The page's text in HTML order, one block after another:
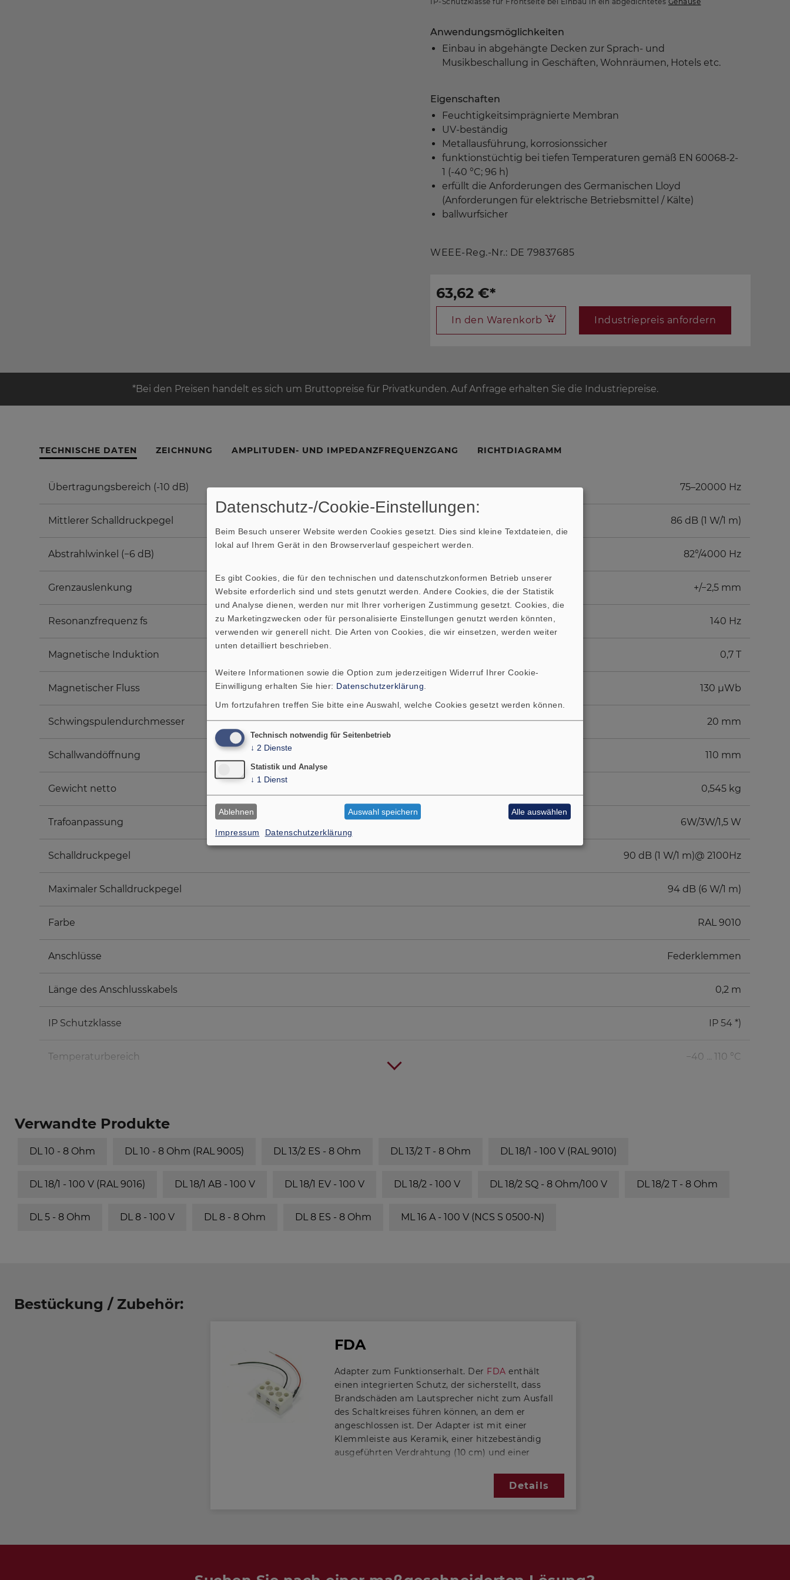
Anwendungsmöglichkeiten
Einbau in abgehängte Decken zur Sprach- und
Musikbeschallung in Geschäften, Wohnräumen, Hotels etc.
Eigenschaften
Feuchtigkeitsimprägnierte Membran
UV-beständig
Metallausführung, korrosionssicher
funktionstüchtig bei tiefen Temperaturen gemäß EN 60068-2-
1 (-40 °C; 96 h)
erfüllt die Anforderungen des Germanischen Lloyd
(Anforderungen für elektrische Betriebsmittel / Kälte)
ballwurfsicher
WEEE-Reg.-Nr.: DE 79837685
63,62 €*
In den Warenkorb Industriepreis anfordern
*Bei den Preisen handelt es sich um Bruttopreise für Privatkunden. Auf Anfrage erhalten Sie die Industriepreise.
TECHNISCHE DATEN ZEICHNUNG AMPLITUDEN- UND IMPEDANZFREQUENZGANG RICHTDIAGRAMM
Übertragungsbereich (-10 dB) 75–20000 Hz
Mittlerer Schalldruckpegel 86 dB (1 W/1 m)
Abstrahlwinkel (−6 dB) 82°/4000 Hz
Grenzauslenkung +/−2,5 mm
Resonanzfrequenz fs 140 Hz
Magnetische Induktion 0,7 T
Magnetischer Fluss 130 µWb
Schwingspulendurchmesser 20 mm
Schallwandöffnung 110 mm
Gewicht netto 0,545 kg
Trafoanpassung 6W/3W/1,5 W
Schalldruckpegel 90 dB (1 W/1 m)@ 2100Hz
Maximaler Schalldruckpegel 94 dB (6 W/1 m)
Farbe RAL 9010
Anschlüsse Federklemmen
Länge des Anschlusskabels 0,2 m
IP Schutzklasse IP 54 *)
Temperaturbereich −40 ... 110 °C
Verwandte Produkte
DL 10 - 8 Ohm DL 10 - 8 Ohm (RAL 9005) DL 13/2 ES - 8 Ohm DL 13/2 T - 8 Ohm DL 18/1 - 100 V (RAL 9010)
DL 18/1 - 100 V (RAL 9016) DL 18/1 AB - 100 V DL 18/1 EV - 100 V DL 18/2 - 100 V DL 18/2 SQ - 8 Ohm/100 V DL 18/2 T - 8 Ohm
DL 5 - 8 Ohm DL 8 - 100 V DL 8 - 8 Ohm DL 8 ES - 8 Ohm ML 16 A - 100 V (NCS S 0500-N)
Bestückung / Zubehör:
FDA
Adapter zum Funktionserhalt. Der FDA enthält
einen integrierten Schutz, der sicherstellt, dass
Brandschäden am Lautsprecher nicht zum Ausfall
des Schaltkreises führen können, an dem er
angeschlossen ist. Der Adapter ist mit einer
Klemmleiste aus Keramik, einer hitzebeständig
ausgeführten Verdrahtung (10 cm) und einer
den niederländischen (NEN 2575) und britischen (BS
Details
Datenschutz-/Cookie-Einstellungen:
Beim Besuch unserer Website werden Cookies gesetzt. Dies sind kleine Textdateien, die
lokal auf Ihrem Gerät in den Browserverlauf gespeichert werden.
Es gibt Cookies, die für den technischen und datenschutzkonformen Betrieb unserer
Website erforderlich sind und stets genutzt werden. Andere Cookies, die der Statistik
und Analyse dienen, werden nur mit Ihrer vorherigen Zustimmung gesetzt. Cookies, die
zu Marketingzwecken oder für personalisierte Einstellungen genutzt werden könnten,
verwenden wir generell nicht. Die Arten von Cookies, die wir einsetzen, werden weiter
unten detailliert beschrieben.
Weitere Informationen sowie die Option zum jederzeitigen Widerruf Ihrer Cookie-
Einwilligung erhalten Sie hier: Datenschutzerklärung
Um fortzufahren treffen Sie bitte eine Auswahl, welche Cookies gesetzt werden können.
Impressum Datenschutzerklärung
Technisch notwendig für Seitenbetrieb
↓ 2 Dienste
Statistik und Analyse
↓ 1 Dienst
Ablehnen Auswahl speichern Alle auswählen